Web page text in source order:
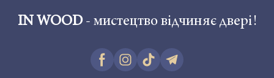
IN WOOD- мистецтво відчиняє двері!